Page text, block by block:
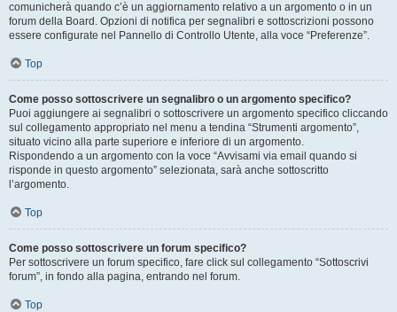
comunicherà quando c’è un aggiornamento relativo a un argomento o in un
forum della Board. Opzioni di notifica per segnalibri e sottoscrizioni possono
essere configurate nel Pannello di Controllo Utente, alla voce “Preferenze”.
Top
Come posso sottoscrivere un segnalibro o un argomento specifico?
Puoi aggiungere ai segnalibri o sottoscrivere un argomento specifico cliccando
sul collegamento appropriato nel menu a tendina “Strumenti argomento”,
situato vicino alla parte superiore e inferiore di un argomento.
Rispondendo a un argomento con la voce “Avvisami via email quando si
risponde in questo argomento” selezionata, sarà anche sottoscritto
l’argomento.
Top
Come posso sottoscrivere un forum specifico?
Per sottoscrivere un forum specifico, fare click sul collegamento “Sottoscrivi
forum”, in fondo alla pagina, entrando nel forum.
Top